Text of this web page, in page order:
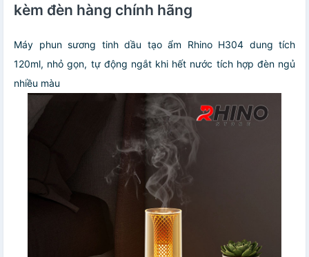
kèm đèn hàng chính hãng
Máy phun sương tinh dầu tạo ẩm Rhino H304 dung tích
120ml, nhỏ gọn, tự động ngắt khi hết nước tích hợp đèn ngủ
nhiều màu